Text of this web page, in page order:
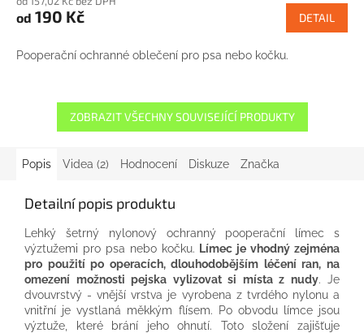
od 190 Kč DETAIL
Pooperační ochranné oblečení pro psa nebo kočku.
ZOBRAZIT VŠECHNY SOUVISEJÍCÍ PRODUKTY
Popis Videa (2) Hodnocení Diskuze Značka
Detailní popis produktu
Lehký šetrný nylonový ochranný pooperační límec s
výztužemi pro psa nebo kočku. Límec je vhodný zejména
pro použití po operacích, dlouhodobějším léčení ran, na
omezení možnosti pejska vylizovat si místa z nudy. Je
dvouvrstvý - vnější vrstva je vyrobena z tvrdého nylonu a
vnitřní je vystlaná měkkým flísem. Po obvodu límce jsou
výztuže, které brání jeho ohnutí. Toto složení zajišťuje